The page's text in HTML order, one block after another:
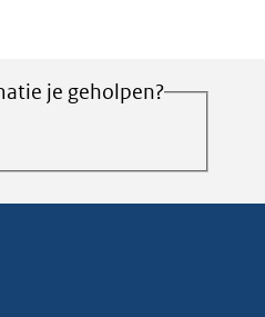
je geholpen?